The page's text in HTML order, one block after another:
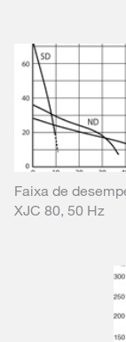
Faixa de
XJC 80, 50 Hz